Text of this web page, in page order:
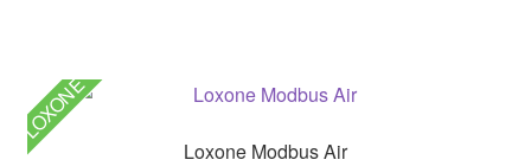
LOXONE
Loxone Modbus Air